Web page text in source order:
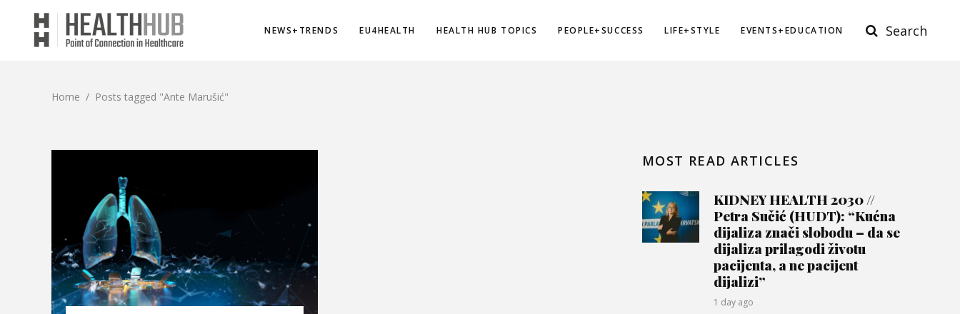
NEWS+TRENDS EU4HEALTH HEALTH HUB TOPICS PEOPLE+SUCCESS LIFE+STYLE EVENTS+EDUCATION Search
Home / Posts tagged "Ante Marušić"
MOST READ ARTICLES
KIDNEY HEALTH 2030 //
Petra Sučić (HUDT): “Kućna
dijaliza znači slobodu – da se
dijaliza prilagodi životu
pacijenta, a ne pacijent
dijalizi”
1 day ago